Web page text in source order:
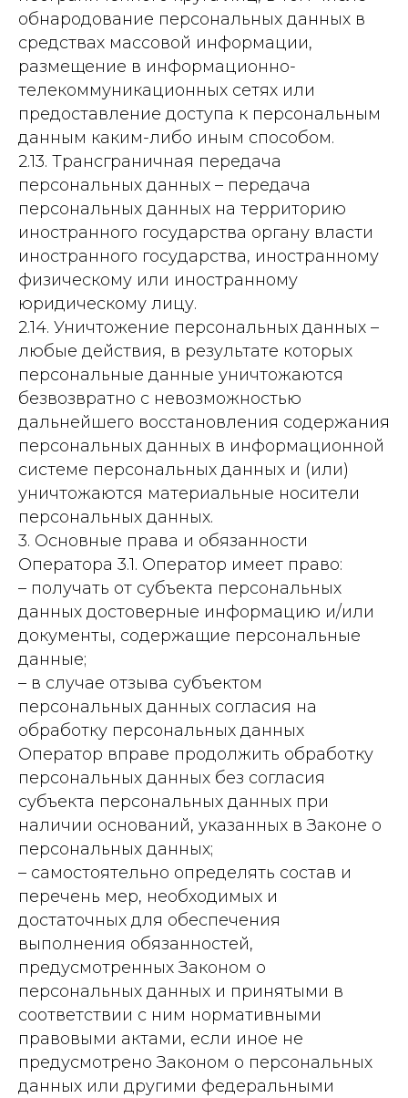
обнародование персональных данных в
средствах массовой информации,
размещение в информационно-
телекоммуникационных сетях или
предоставление доступа к персональным
данным каким-либо иным способом.
2.13. Трансграничная передача
персональных данных – передача
персональных данных на территорию
иностранного государства органу власти
иностранного государства, иностранному
физическому или иностранному
юридическому лицу.
2.14. Уничтожение персональных данных –
любые действия, в результате которых
персональные данные уничтожаются
безвозвратно с невозможностью
дальнейшего восстановления содержания
персональных данных в информационной
системе персональных данных и (или)
уничтожаются материальные носители
персональных данных.
3. Основные права и обязанности
Оператора 3.1. Оператор имеет право:
– получать от субъекта персональных
данных достоверные информацию и/или
документы, содержащие персональные
данные;
– в случае отзыва субъектом
персональных данных согласия на
обработку персональных данных
Оператор вправе продолжить обработку
персональных данных без согласия
субъекта персональных данных при
наличии оснований, указанных в Законе о
персональных данных;
– самостоятельно определять состав и
перечень мер, необходимых и
достаточных для обеспечения
выполнения обязанностей,
предусмотренных Законом о
персональных данных и принятыми в
соответствии с ним нормативными
правовыми актами, если иное не
предусмотрено Законом о персональных
данных или другими федеральными